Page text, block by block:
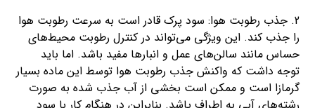
2. جذب رطوبت هوا: سود پرک قادر است به سرعت رطوبت هوا
را جذب کند. این ویژگی می‌تواند در کنترل رطوبت محیط‌های
حساس مانند سالن‌های عمل و انبارها مفید باشد. اما باید
توجه داشت که واکنش جذب رطوبت هوا توسط این ماده بسیار
گرمازا است و ممکن است بخشی از آب جذب شده به صورت